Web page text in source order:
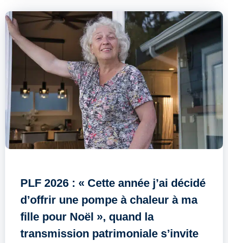
PLF 2026 : « Cette année j’ai décidé
d’offrir une pompe à chaleur à ma
fille pour Noël », quand la
transmission patrimoniale s’invite